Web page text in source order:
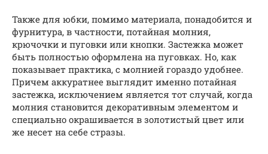
Также для юбки, помимо материала, понадобится и
фурнитура, в частности, потайная молния,
крючочки и пуговки или кнопки. Застежка может
быть полностью оформлена на пуговках. Но, как
показывает практика, с молнией гораздо удобнее.
Причем аккуратнее выглядит именно потайная
застежка, исключением является тот случай, когда
молния становится декоративным элементом и
специально окрашивается в золотистый цвет или
же несет на себе стразы.